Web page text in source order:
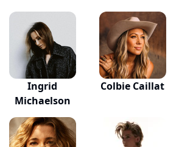
Ingrid
Michaelson
Colbie Caillat